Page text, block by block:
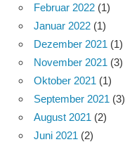
Februar 2022 (1)
Januar 2022 (1)
Dezember 2021 (1)
November 2021 (3)
Oktober 2021 (1)
September 2021 (3)
August 2021 (2)
Juni 2021 (2)